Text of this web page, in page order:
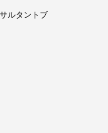
タントブ